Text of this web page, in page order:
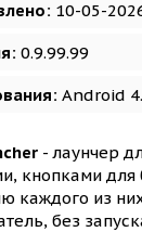
10-05-
0.9.99.99
Android
- лаунчер
кнопками для
каждого из
без